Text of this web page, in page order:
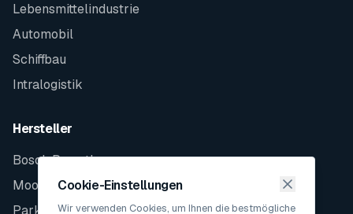
Lebensmittelindustrie
Automobil
Schiffbau
Intralogistik
Hersteller
Bosch Rexroth
Moog
Parker
Cookie-Einstellungen
Wir verwenden Cookies, um Ihnen die bestmögliche